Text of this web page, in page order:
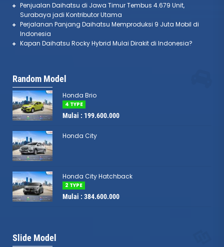
Penjualan Daihatsu di Jawa Timur Tembus 4.679 Unit,
Surabaya jadi Kontributor Utama
Perjalanan Panjang Daihatsu Memproduksi 9 Juta Mobil di
Indonesia
Kapan Daihatsu Rocky Hybrid Mulai Dirakit di Indonesia?
Random Model
Honda Brio
4 TYPE
Mulai : 199.600.000
Honda City
Honda City Hatchback
2 TYPE
Mulai : 384.600.000
Slide Model
ACCORD